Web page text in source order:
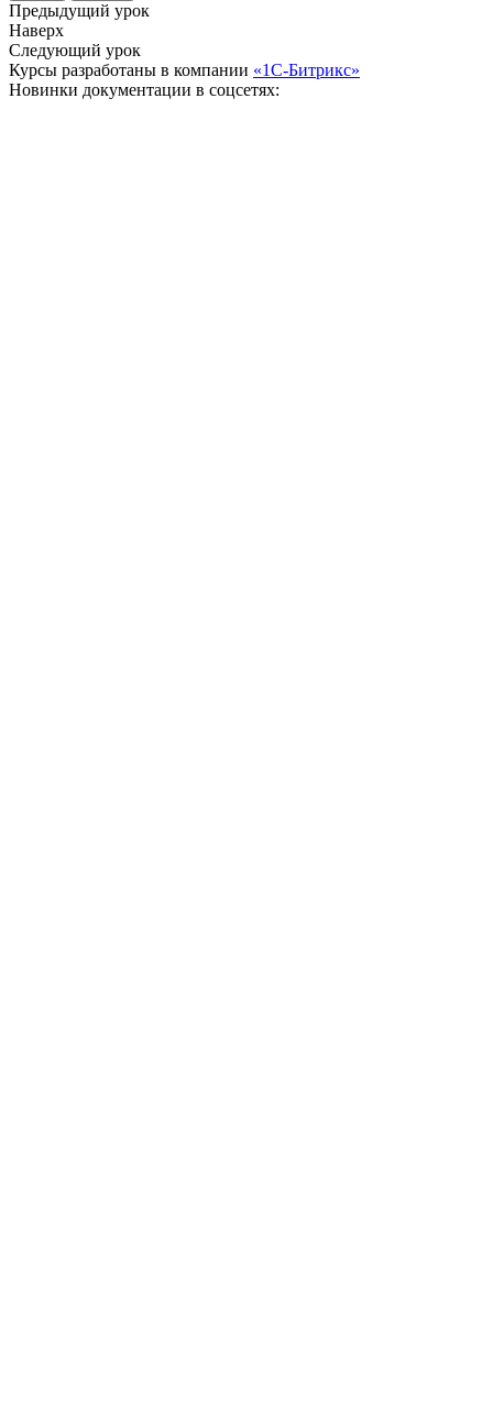
Предыдущий урок
Наверх
Следующий урок
Курсы разработаны в компании «1С-Битрикс»
Новинки документации в соцсетях: